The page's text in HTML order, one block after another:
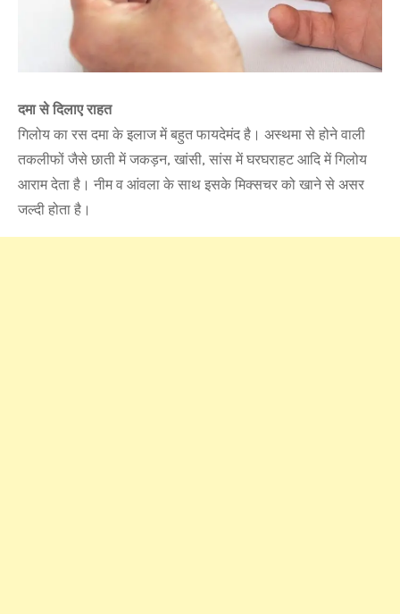
दमा से दिलाए राहत
गिलोय का रस दमा के इलाज में बहुत फायदेमंद है। अस्थमा से होने वाली
तकलीफों जैसे छाती में जकड़न, खांसी, सांस में घरघराहट आदि में गिलोय
आराम देता है। नीम व आंवला के साथ इसके मिक्सचर को खाने से असर
जल्दी होता है।